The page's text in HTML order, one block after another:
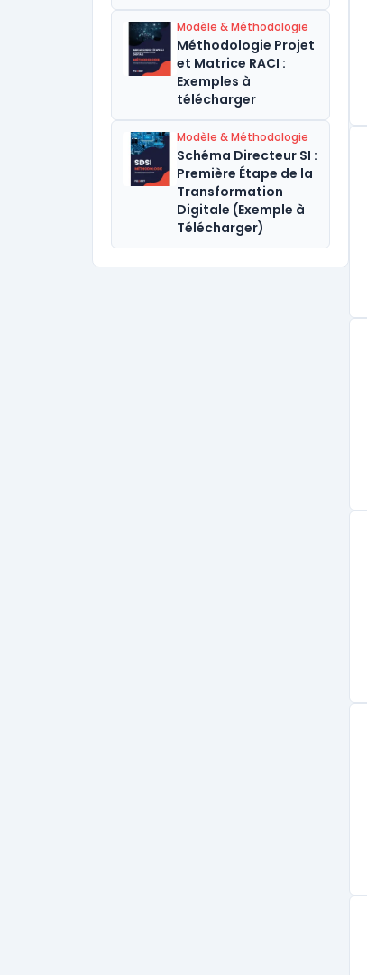
Modèle & Méthodologie
Méthodologie Projet
et Matrice RACI :
Exemples à
télécharger
Modèle & Méthodologie
Schéma Directeur SI :
Première Étape de la
Transformation
Digitale (Exemple à
Télécharger)